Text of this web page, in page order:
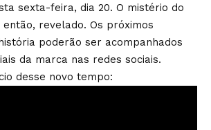
sexta-feira, dia 20. O mistério do
revelado. Os próximos
poderão ser acompanhados
da marca nas redes sociais.
desse novo tempo: